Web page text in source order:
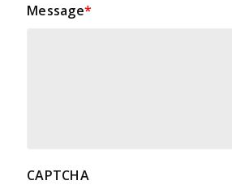
Message*
CAPTCHA